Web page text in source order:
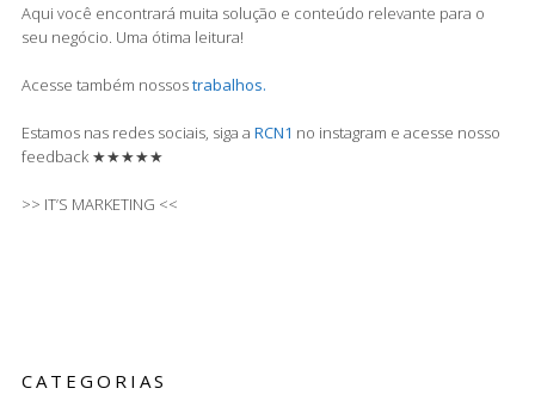
Aqui você encontrará muita solução e conteúdo relevante para o
seu negócio. Uma ótima leitura!
Acesse também nossostrabalhos.
Estamos nas redes sociais, siga a RCN1 no instagram e acesse nosso
feedback ★★★★★
>> IT’S MARKETING <<
CATEGORIAS